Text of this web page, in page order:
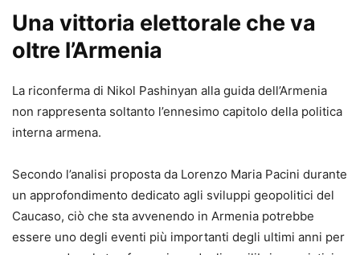
Una vittoria elettorale che va
oltre l’Armenia
La riconferma di Nikol Pashinyan alla guida dell’Armenia
non rappresenta soltanto l’ennesimo capitolo della politica
interna armena.
Secondo l’analisi proposta da Lorenzo Maria Pacini durante
un approfondimento dedicato agli sviluppi geopolitici del
Caucaso, ciò che sta avvenendo in Armenia potrebbe
essere uno degli eventi più importanti degli ultimi anni per